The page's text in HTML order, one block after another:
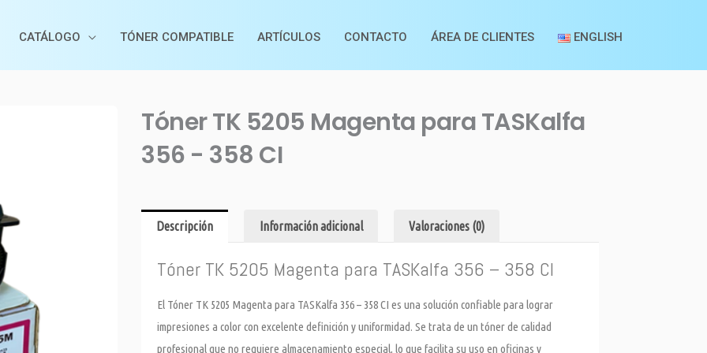
CATÁLOGO TÓNER COMPATIBLE ARTÍCULOS CONTACTO ÁREA DE CLIENTES ENGLISH
Tóner TK 5205 Magenta para TASKalfa
356 - 358 CI
Descripción Información adicional Valoraciones (0)
Tóner TK 5205 Magenta para TASKalfa 356 – 358 CI
El Tóner TK 5205 Magenta para TASKalfa 356 – 358 CI es una solución confiable para lograr
impresiones a color con excelente definición y uniformidad. Se trata de un tóner de calidad
profesional que no requiere almacenamiento especial, lo que facilita su uso en oficinas y